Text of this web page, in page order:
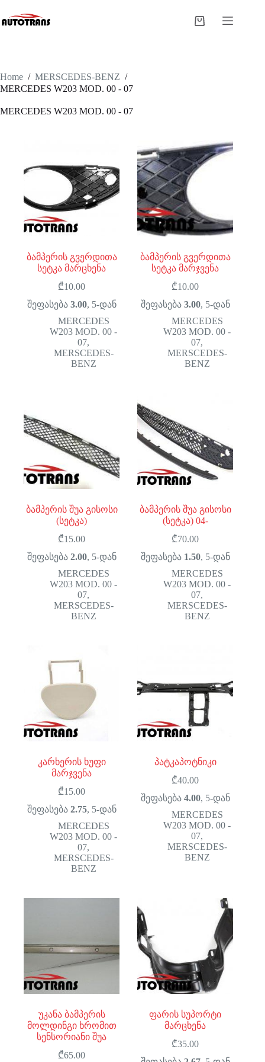
Home / MERSCEDES-BENZ /
MERCEDES W203 MOD. 00 - 07
MERCEDES W203 MOD. 00 - 07
ბამპერის გვერდითა
სეტკა მარცხენა
₾10.00
შეფასება 3.00, 5-დან
MERCEDES
W203 MOD. 00 -
07,
MERSCEDES-
BENZ
ბამპერის გვერდითა
სეტკა მარჯვენა
₾10.00
შეფასება 3.00, 5-დან
MERCEDES
W203 MOD. 00 -
07,
MERSCEDES-
BENZ
ბამპერის შუა გისოსი
(სეტკა)
₾15.00
შეფასება 2.00, 5-დან
MERCEDES
W203 MOD. 00 -
07,
MERSCEDES-
BENZ
ბამპერის შუა გისოსი
(სეტკა) 04-
₾70.00
შეფასება 1.50, 5-დან
MERCEDES
W203 MOD. 00 -
07,
MERSCEDES-
BENZ
კარხერის ხუფი
მარჯვენა
₾15.00
შეფასება 2.75, 5-დან
MERCEDES
W203 MOD. 00 -
07,
MERSCEDES-
BENZ
პატკაპოტნიკი
₾40.00
შეფასება 4.00, 5-დან
MERCEDES
W203 MOD. 00 -
07,
MERSCEDES-
BENZ
უკანა ბამპერის
მოლდინგი ხრომით
სენსორიანი შუა
₾65.00
ფარის სუპორტი
მარცხენა
₾35.00